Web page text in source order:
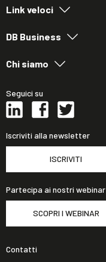
Link veloci
DB Business
Chi siamo
Seguici su
Iscriviti alla newsletter
ISCRIVITI
Partecipa ai nostri webinar
SCOPRI I WEBINAR
Contatti